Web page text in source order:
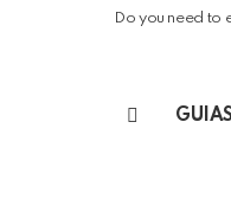
Do you need to